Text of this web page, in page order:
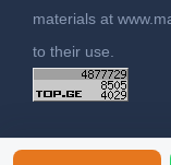
materials at
to their use.